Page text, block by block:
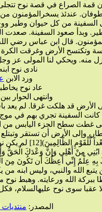
يسخر من الحق. يضحك
من الكافرين، وتكون سخريتهم هي الحق . انتهى صنع السفينة،
المولى عز وجل الحوار القصير الذي دار بين نوح
نادى نوح
ورد الابن
عاد نوح
وانتهى الحوار
اليابس من الأرض، وارتفعت فيه قيعان المحيطات
المصدر: منتديات